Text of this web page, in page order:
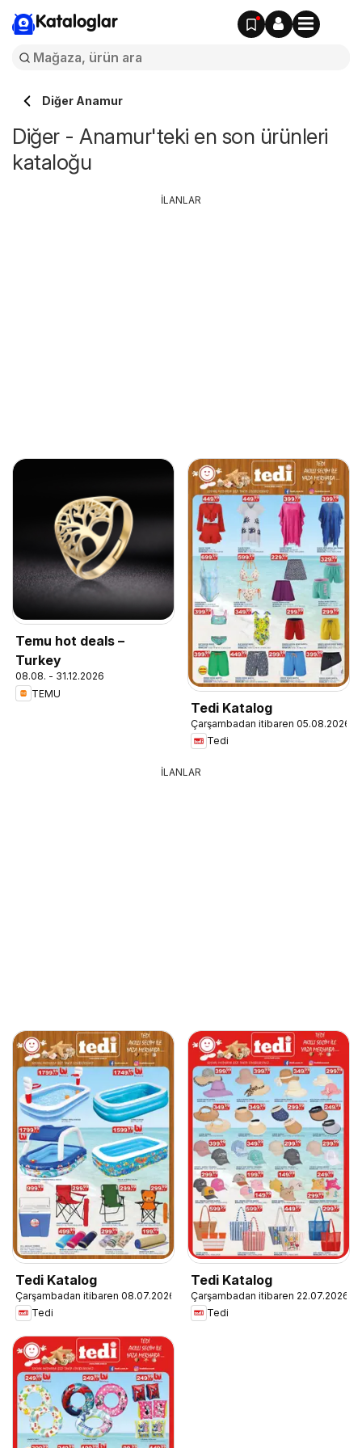
Kataloglar
Diğer Anamur
Diğer - Anamur'teki en son ürünleri
kataloğu
Temu hot deals –
Turkey
08.08. - 31.12.2026
TEMU
Tedi Katalog
Çarşambadan itibaren 05.08.2026
Tedi
İLANLAR
İLANLAR
Tedi Katalog
Çarşambadan itibaren 08.07.2026
Tedi
Tedi Katalog
Çarşambadan itibaren 22.07.2026
Tedi